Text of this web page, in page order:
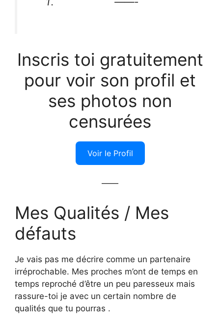
Inscris toi gratuitement
pour voir son profil et
ses photos non
censurées
Voir le Profil
——
Mes Qualités / Mes
défauts
Je vais pas me décrire comme un partenaire
irréprochable. Mes proches m’ont de temps en
temps reproché d’être un peu paresseux mais
rassure-toi je avec un certain nombre de
qualités que tu pourras .